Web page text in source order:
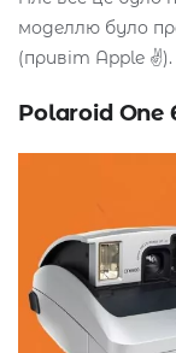
моделлю було
(привіт Apple ✌️).
Polaroid One